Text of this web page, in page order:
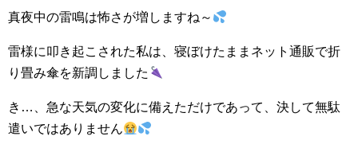
真夜中の雷鳴は怖さが増しますね～
雷様に叩き起こされた私は、寝ぼけたままネット通販で折
り畳み傘を新調しました
き…、急な天気の変化に備えただけであって、決して無駄
遣いではありません